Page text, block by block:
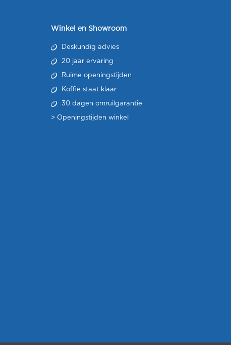
Winkel en Showroom
Deskundig advies
20 jaar ervaring
Ruime openingstijden
Koffie staat klaar
30 dagen omruilgarantie
> Openingstijden winkel